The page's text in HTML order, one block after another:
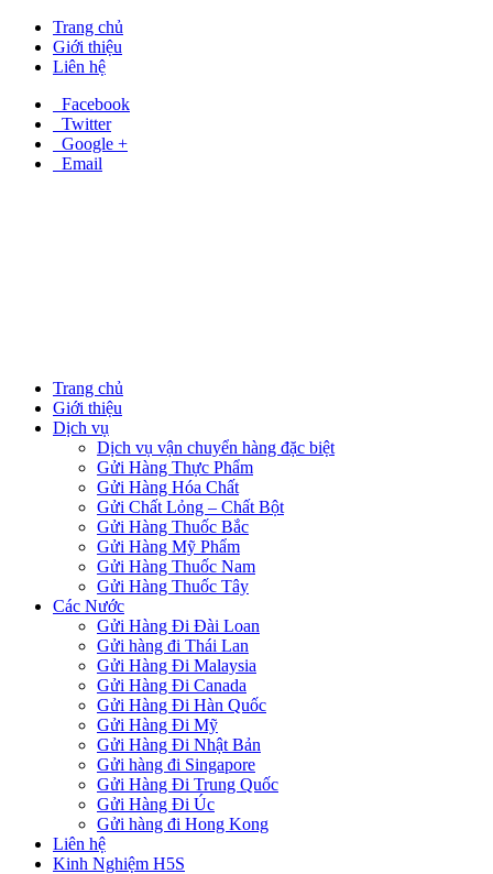
Trang chủ
Giới thiệu
Liên hệ
Facebook
Twitter
Google +
Email
Trang chủ
Giới thiệu
Dịch vụ
Dịch vụ vận chuyển hàng đặc biệt
Gửi Hàng Thực Phẩm
Gửi Hàng Hóa Chất
Gửi Chất Lỏng – Chất Bột
Gửi Hàng Thuốc Bắc
Gửi Hàng Mỹ Phẩm
Gửi Hàng Thuốc Nam
Gửi Hàng Thuốc Tây
Các Nước
Gửi Hàng Đi Đài Loan
Gửi hàng đi Thái Lan
Gửi Hàng Đi Malaysia
Gửi Hàng Đi Canada
Gửi Hàng Đi Hàn Quốc
Gửi Hàng Đi Mỹ
Gửi Hàng Đi Nhật Bản
Gửi hàng đi Singapore
Gửi Hàng Đi Trung Quốc
Gửi Hàng Đi Úc
Gửi hàng đi Hong Kong
Liên hệ
Kinh Nghiệm H5S